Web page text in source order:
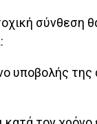
σύνθεση
υποβολής της